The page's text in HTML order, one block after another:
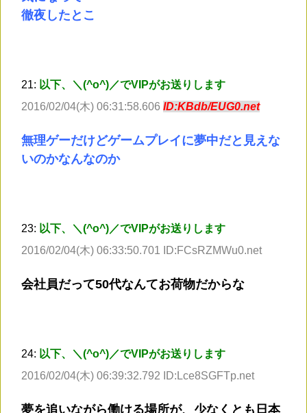
徹夜したとこ
21: 以下、＼(^o^)／でVIPがお送りします
2016/02/04(木) 06:31:58.606 ID:KBdb/EUG0.net
無理ゲーだけどゲームプレイに夢中だと見えな
いのかなんなのか
23: 以下、＼(^o^)／でVIPがお送りします
2016/02/04(木) 06:33:50.701 ID:FCsRZMWu0.net
会社員だって50代なんてお荷物だからな
24: 以下、＼(^o^)／でVIPがお送りします
2016/02/04(木) 06:39:32.792 ID:Lce8SGFTp.net
夢を追いながら働ける場所が、少なくとも日本